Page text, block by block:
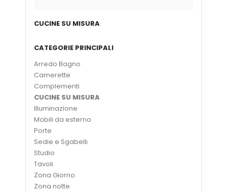
CUCINE SU MISURA
CATEGORIE PRINCIPALI
Arredo Bagno
Camerette
Complementi
CUCINE SU MISURA
Illuminazione
Mobili da esterno
Porte
Sedie e Sgabelli
Studio
Tavoli
Zona Giorno
Zona notte